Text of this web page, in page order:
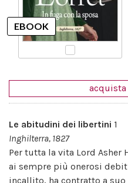
acquista
Le abitudini dei libertini 1
Inghilterra, 1827
Per tutta la vita Lord
ai sempre più onerosi
incallito, ha contratto a suo